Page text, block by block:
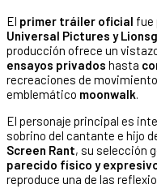
El primer tráiler oficial fue
Universal Pictures y
producción ofrece un
ensayos privados hasta
recreaciones de
emblemático moonwalk.
El personaje principal es
sobrino del cantante e hijo
Screen Rant, su selección
parecido físico y
reproduce una de las